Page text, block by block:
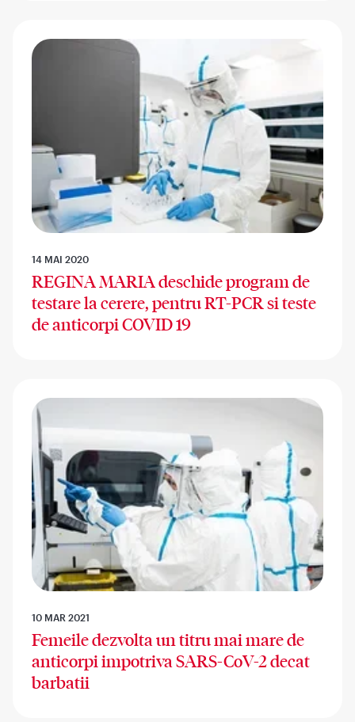
14 MAI 2020
REGINA MARIA deschide program de
testare la cerere, pentru RT-PCR si teste
de anticorpi COVID 19
10 MAR 2021
Femeile dezvolta un titru mai mare de
anticorpi impotriva SARS-CoV-2 decat
barbatii